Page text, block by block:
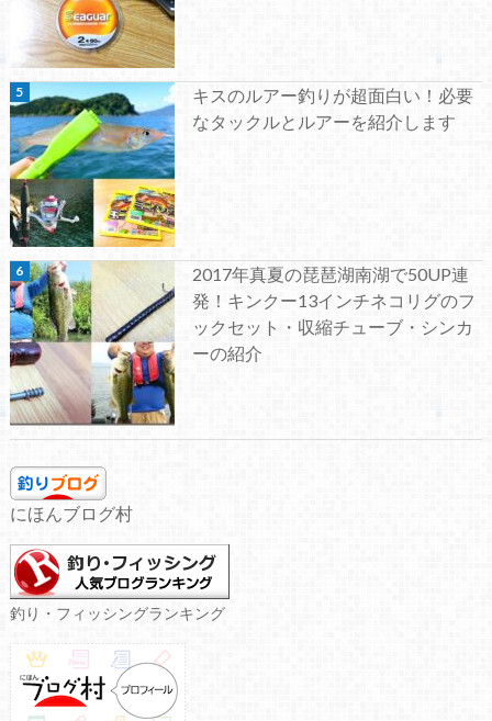
キスのルアー釣りが超面白い！必要
なタックルとルアーを紹介します
2017年真夏の琵琶湖南湖で50UP連
発！キンクー13インチネコリグのフ
ックセット・収縮チューブ・シンカ
ーの紹介
にほんブログ村
釣り・フィッシングランキング